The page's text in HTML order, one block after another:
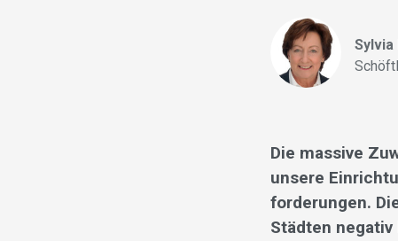
Die massive
unsere
forderungen.
Städten